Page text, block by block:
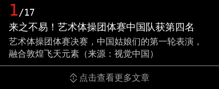
1/17
来之不易！艺术体操团体赛中国队获第四名
艺术体操团体赛决赛，中国姑娘们的第一轮表演，
融合敦煌飞天元素（来源：视觉中国）
点击查看更多文章